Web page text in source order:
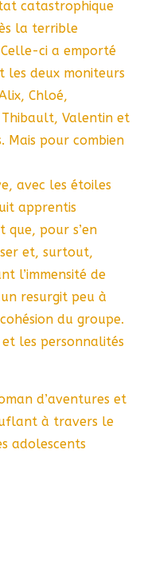
catastrophique
la terrible
ci a emporté
les deux moniteurs
Chloé,
Thibault, Valentin et
Mais pour combien
avec les étoiles
apprentis
que, pour s’en
et, surtout,
l’immensité de
resurgit peu à
du groupe.
et les personnalités
d’aventures et
à travers le
adolescents